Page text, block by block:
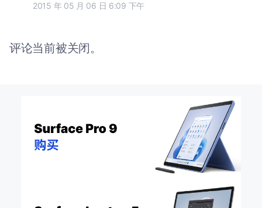
2015 年 05 月 06 日 6:09 下午
评论当前被关闭。